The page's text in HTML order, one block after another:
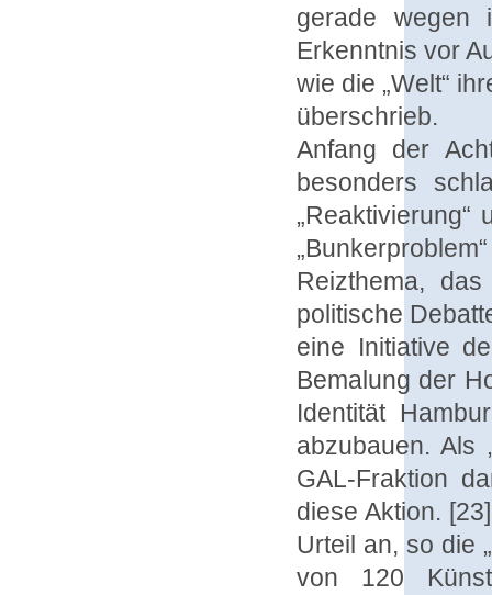
gerade wegen
Erkenntnis vor
wie die „Welt“
überschrieb.
Anfang der
besonders
Reizthema,
politische
eine Initiative
Bemalung der
Identität
abzubauen. Als
GAL-Fraktion
diese Aktion.
Urteil an, so die
von 120